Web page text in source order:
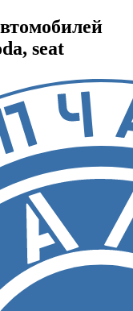
seat